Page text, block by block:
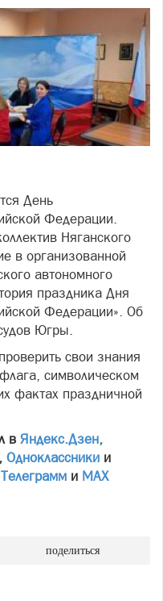
День
Федерации.
Няганского
в организованной
автономного
праздника Дня
Федерации». Об
Югры.
свои знания
символическом
фактах праздничной
в Яндекс.Дзен,
, Одноклассники и
Телеграмм и МАХ
поделиться